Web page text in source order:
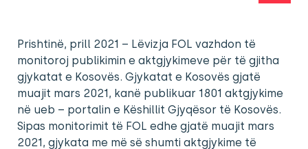
Prishtinë, prill 2021 – Lëvizja FOL vazhdon të
monitoroj publikimin e aktgjykimeve për të gjitha
gjykatat e Kosovës. Gjykatat e Kosovës gjatë
muajit mars 2021, kanë publikuar 1801 aktgjykime
në ueb – portalin e Këshillit Gjyqësor të Kosovës.
Sipas monitorimit të FOL edhe gjatë muajit mars
2021, gjykata me më së shumti aktgjykime të